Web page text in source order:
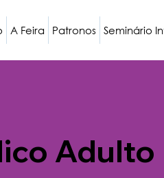
A Feira Patronos Seminário
Adulto